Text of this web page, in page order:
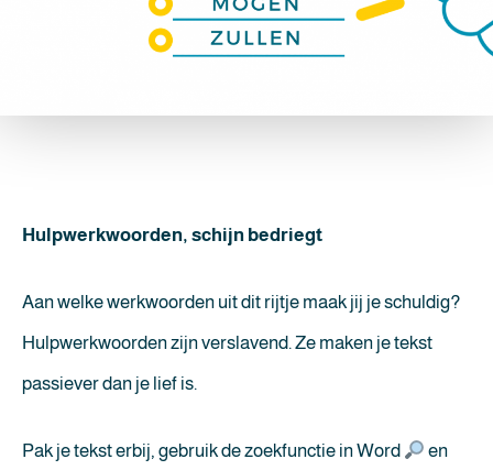
Hulpwerkwoorden, schijn bedriegt
Aan welke werkwoorden uit dit rijtje maak jij je schuldig?
Hulpwerkwoorden zijn verslavend. Ze maken je tekst
passiever dan je lief is.
Pak je tekst erbij, gebruik de zoekfunctie in Word
en